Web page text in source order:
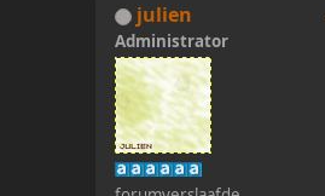
julien
Administrator